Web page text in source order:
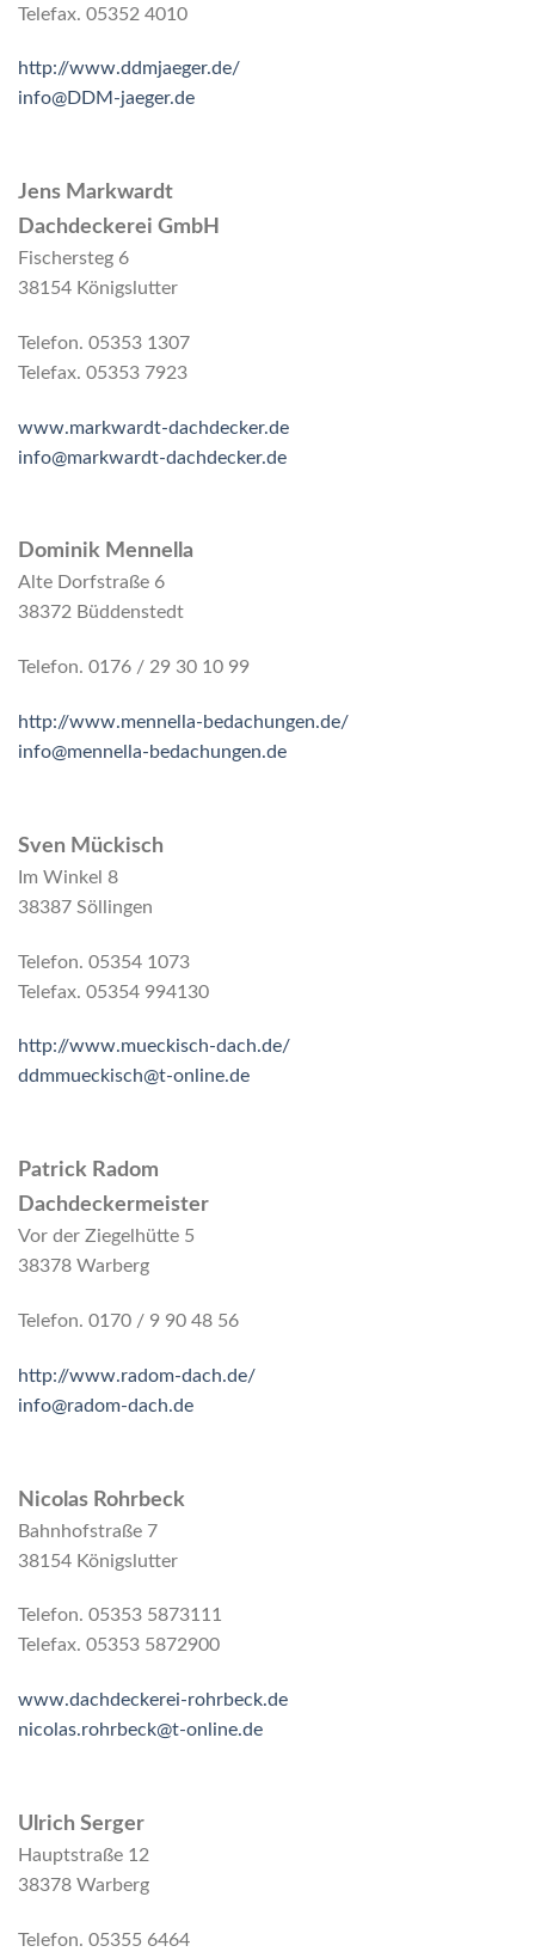
Telefax. 05352 4010
http://www.ddmjaeger.de/
info@DDM-jaeger.de
Jens Markwardt
Dachdeckerei GmbH
Fischersteg 6
38154 Königslutter
Telefon. 05353 1307
Telefax. 05353 7923
www.markwardt-dachdecker.de
info@markwardt-dachdecker.de
Dominik Mennella
Alte Dorfstraße 6
38372 Büddenstedt
Telefon. 0176 / 29 30 10 99
http://www.mennella-bedachungen.de/
info@mennella-bedachungen.de
Sven Mückisch
Im Winkel 8
38387 Söllingen
Telefon. 05354 1073
Telefax. 05354 994130
http://www.mueckisch-dach.de/
ddmmueckisch@t-online.de
Patrick Radom
Dachdeckermeister
Vor der Ziegelhütte 5
38378 Warberg
Telefon. 0170 / 9 90 48 56
http://www.radom-dach.de/
info@radom-dach.de
Nicolas Rohrbeck
Bahnhofstraße 7
38154 Königslutter
Telefon. 05353 5873111
Telefax. 05353 5872900
www.dachdeckerei-rohrbeck.de
nicolas.rohrbeck@t-online.de
Ulrich Serger
Hauptstraße 12
38378 Warberg
Telefon. 05355 6464